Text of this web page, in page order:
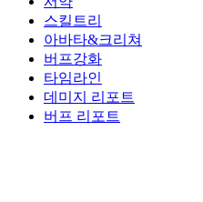
스킬트리
아바타&크리쳐
버프강화
타임라인
데미지 리포트
버프 리포트